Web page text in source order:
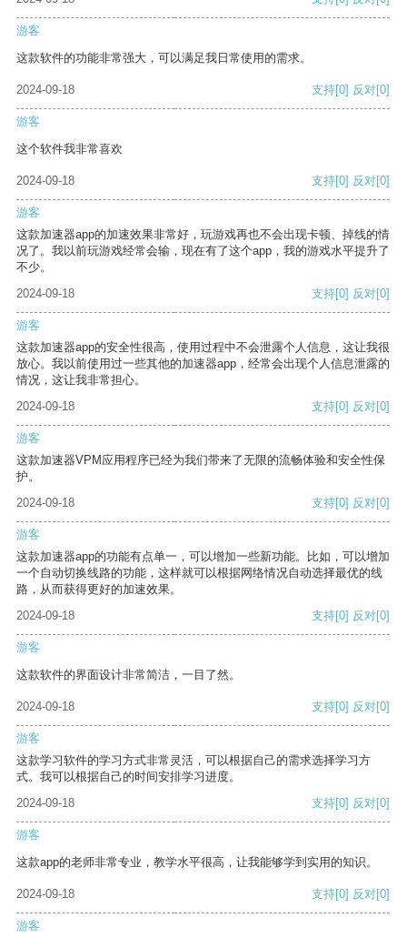
游客
这款软件的功能非常强大，可以满足我日常使用的需求。
2024-09-18 支持[0] 反对[0]
游客
这个软件我非常喜欢
2024-09-18 支持[0] 反对[0]
游客
这款加速器app的加速效果非常好，玩游戏再也不会出现卡顿、掉线的情
况了。我以前玩游戏经常会输，现在有了这个app，我的游戏水平提升了
不少。
2024-09-18
支持[0] 反对[0]
游客
这款加速器app的安全性很高，使用过程中不会泄露个人信息，这让我很
放心。我以前使用过一些其他的加速器app，经常会出现个人信息泄露的
情况，这让我非常担心。
2024-09-18
支持[0] 反对[0]
游客
这款加速器VPM应用程序已经为我们带来了无限的流畅体验和安全性保
护。
2024-09-18
支持[0] 反对[0]
游客
这款加速器app的功能有点单一，可以增加一些新功能。比如，可以增加
一个自动切换线路的功能，这样就可以根据网络情况自动选择最优的线
路，从而获得更好的加速效果。
2024-09-18
支持[0] 反对[0]
游客
这款软件的界面设计非常简洁，一目了然。
2024-09-18 支持[0] 反对[0]
游客
这款学习软件的学习方式非常灵活，可以根据自己的需求选择学习方
式。我可以根据自己的时间安排学习进度。
2024-09-18
支持[0] 反对[0]
游客
这款app的老师非常专业，教学水平很高，让我能够学到实用的知识。
2024-09-18 支持[0] 反对[0]
游客